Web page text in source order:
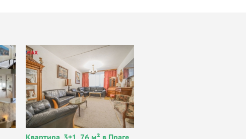
Квартира, 3+1, 76 м² в Праге